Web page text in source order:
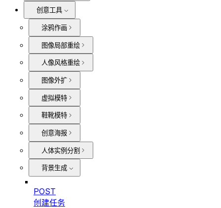
创意工具
涂鸦作画
图像局部重绘
人像风格重绘
图像外扩
虚拟模特
鞋靴模特
创意海报
人体实例分割
背景生成
POST
创建任务